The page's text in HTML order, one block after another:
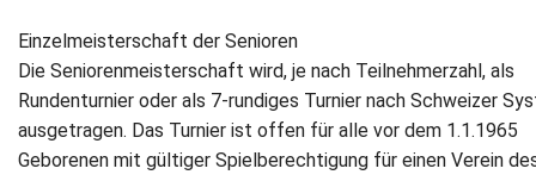
Einzelmeisterschaft der Senioren
Die Seniorenmeisterschaft wird, je nach Teilnehmerzahl, als
Rundenturnier oder als 7-rundiges Turnier nach Schweizer
ausgetragen. Das Turnier ist offen für alle vor dem 1.1.1965
Geborenen mit gültiger Spielberechtigung für einen Verein